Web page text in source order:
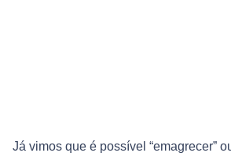
Já vimos que é possível “emagrecer”